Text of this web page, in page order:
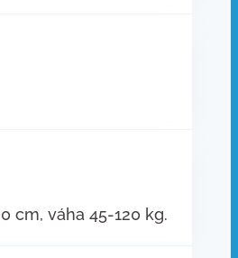
cm, váha 45-120 kg.